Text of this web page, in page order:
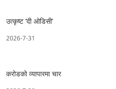
उत्कृष्ट ‘दी ओडिसी’
2026-7-31
करोडको व्यापारमा चार